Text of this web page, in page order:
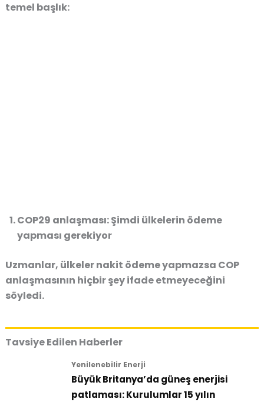
temel başlık:
COP29 anlaşması: Şimdi ülkelerin ödeme
yapması gerekiyor
Uzmanlar, ülkeler nakit ödeme yapmazsa COP
anlaşmasının hiçbir şey ifade etmeyeceğini
söyledi.
Tavsiye Edilen Haberler
Yenilenebilir Enerji
Büyük Britanya’da güneş enerjisi
patlaması: Kurulumlar 15 yılın